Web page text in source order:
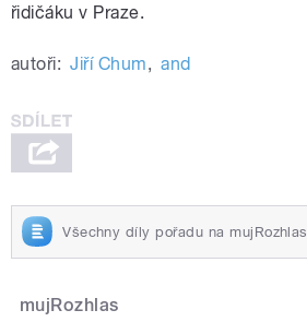
řidičáku v Praze.
autoři: Jiří Chum, and
Všechny díly pořadu na mujRozhlas
mujRozhlas